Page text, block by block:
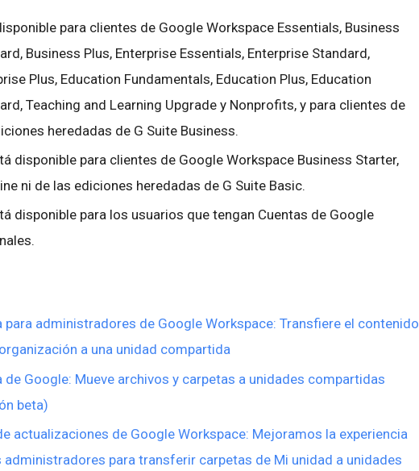
para clientes de Google Workspace Essentials, Business
Business Plus, Enterprise Essentials, Enterprise Standard,
Plus, Education Fundamentals, Education Plus, Education
Teaching and Learning Upgrade y Nonprofits, y para clientes de
heredadas de G Suite Business.
disponible para clientes de Google Workspace Business Starter,
ni de las ediciones heredadas de G Suite Basic.
disponible para los usuarios que tengan Cuentas de Google
para administradores de Google Workspace: Transfiere el contenido
a una unidad compartida
de Google: Mueve archivos y carpetas a unidades compartidas
beta)
actualizaciones de Google Workspace: Mejoramos la experiencia
administradores para transferir carpetas de Mi unidad a unidades